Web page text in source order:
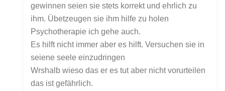
gewinnen seien sie stets korrekt und ehrlich zu
ihm. Übetzeugen sie ihm hilfe zu holen
Psychotherapie ich gehe auch.
Es hilft nicht immer aber es hilft. Versuchen sie in
seiene seele einzudringen
Wrshalb wieso das er es tut aber nicht vorurteilen
das ist gefährlich.